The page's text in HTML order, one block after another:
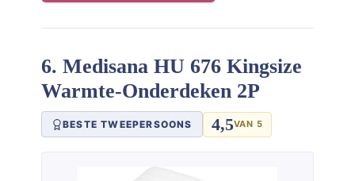
6. Medisana HU 676 Kingsize
Warmte-Onderdeken 2P
BESTE TWEEPERSOONS 4,5VAN 5